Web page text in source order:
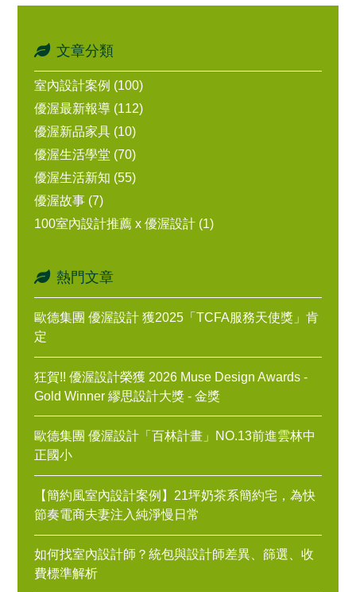
文章分類
室內設計案例 (100)
優渥最新報導 (112)
優渥新品家具 (10)
優渥生活學堂 (70)
優渥生活新知 (55)
優渥故事 (7)
100室內設計推薦 x 優渥設計 (1)
熱門文章
歐德集團 優渥設計 獲2025「TCFA服務天使獎」肯
定
狂賀!! 優渥設計榮獲 2026 Muse Design Awards -
Gold Winner 繆思設計大獎 - 金獎
歐德集團 優渥設計「百林計畫」NO.13前進雲林中
正國小
【簡約風室內設計案例】21坪奶茶系簡約宅，為快
節奏電商夫妻注入純淨慢日常
如何找室內設計師？統包與設計師差異、篩選、收
費標準解析